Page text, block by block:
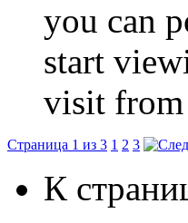
you can
start
visit from
Страница 1 из 3 1 2 3
К